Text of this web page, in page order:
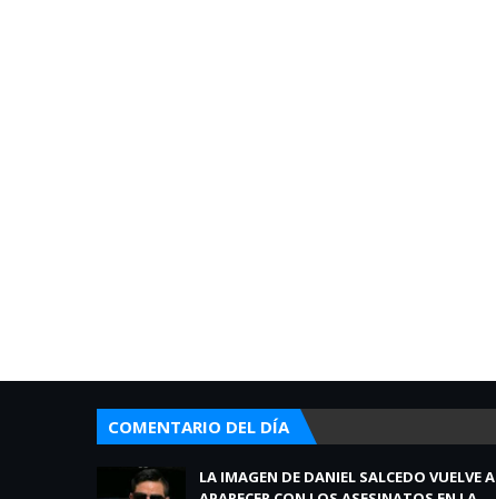
COMENTARIO DEL DÍA
LA IMAGEN DE DANIEL SALCEDO VUELVE A